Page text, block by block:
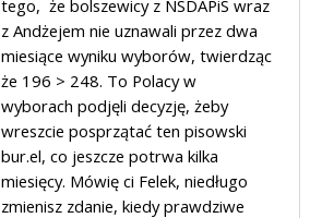
tego, że bolszewicy z NSDAPiS wraz
z Andżejem nie uznawali przez dwa
miesiące wyniku wyborów, twierdząc
że 196 > 248. To Polacy w
wyborach podjęli decyzję, żeby
wreszcie posprzątać ten pisowski
bur.el, co jeszcze potrwa kilka
miesięcy. Mówię ci Felek, niedługo
zmienisz zdanie, kiedy prawdziwe